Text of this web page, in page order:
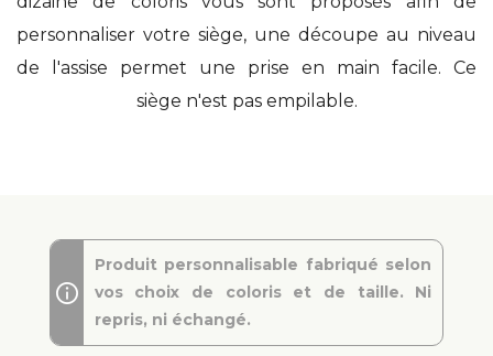
personnaliser votre siège, une découpe au niveau
de l'assise permet une prise en main facile. Ce
siège n'est pas empilable.
Produit personnalisable fabriqué selon
vos choix de coloris et de taille. Ni
repris, ni échangé.